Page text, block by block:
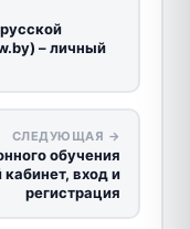
– личный
СЛЕДУЮЩАЯ →
обучения
вход и
регистрация